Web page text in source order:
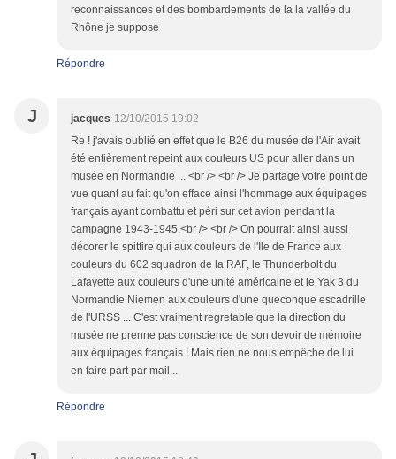
reconnaissances et des bombardements de la la vallée du
Rhône je suppose
Répondre
J jacques 12/10/2015 19:02
Re ! j'avais oublié en effet que le B26 du musée de l'Air avait
été entièrement repeint aux couleurs US pour aller dans un
musée en Normandie ... <br /> <br /> Je partage votre point de
vue quant au fait qu'on efface ainsi l'hommage aux équipages
français ayant combattu et péri sur cet avion pendant la
campagne 1943-1945.<br /> <br /> On pourrait ainsi aussi
décorer le spitfire qui aux couleurs de l'Ile de France aux
couleurs du 602 squadron de la RAF, le Thunderbolt du
Lafayette aux couleurs d'une unité américaine et le Yak 3 du
Normandie Niemen aux couleurs d'une queconque escadrille
de l'URSS ... C'est vraiment regretable que la direction du
musée ne prenne pas conscience de son devoir de mémoire
aux équipages français ! Mais rien ne nous empêche de lui
en faire part par mail...
Répondre